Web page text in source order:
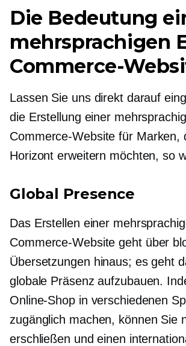
Die Bedeutung
mehrsprachigen
Commerce-
Lassen Sie uns direkt darauf
die Erstellung einer
Commerce-Website für Marken,
Horizont erweitern möchten, so
Global Presence
Das Erstellen einer
Commerce-Website geht über
Übersetzungen hinaus; es geht
globale Präsenz aufzubauen.
Online-Shop in verschiedenen
zugänglich machen, können Sie
erschließen und einen